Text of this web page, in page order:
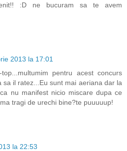
:D ne bucuram sa te avem
2013 la 17:01
pentru acest concurs
sa il ratez...Eu sunt mai aeriana dar la
nu manifest nicio miscare dupa ce
tragi de urechi bine?te puuuuup!
la 22:53